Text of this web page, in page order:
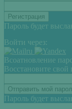
Пароль будет
Войти через:
Всоатновление
Восстановите свой
Пароль будет